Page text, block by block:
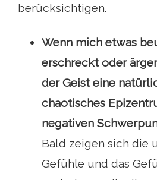
berücksichtigen.
Wenn mich etwas
erschreckt oder
der Geist eine
chaotisches
negativen
Bald zeigen sich die
Gefühle und das